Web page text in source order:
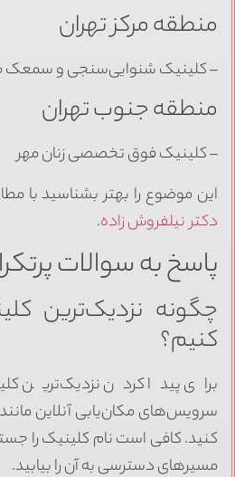
منطقه مرکز تهران
– کلینیک شنوایی‌سنجی و سمعک
منطقه جنوب تهران
– کلینیک فوق تخصصی زنان مهر
این موضوع را بهتر بشناسید با
دکتر نیلفروش زاده.
پاسخ به سوالات
چگونه نزدیک‌ترین
کنیم؟
برای پیدا کردن نزدیک‌ترین
کنید. کافی است نام کلینیک را
مسیرهای دسترسی به آن را بیابید.